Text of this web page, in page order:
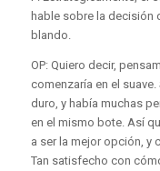
hable sobre la decisión
blando.
OP: Quiero decir,
comenzaría en el
duro, y había muchas
en el mismo bote. Así
a ser la mejor opción, y
Tan satisfecho con